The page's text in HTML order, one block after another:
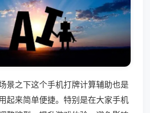
景之下这个手机打牌计算辅助也是
起来简单便捷。特别是在大家手机